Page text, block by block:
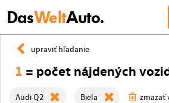
DasWeltAuto.
upraviť hľadanie
1 = počet nájdených
Audi Q2 Biela zmazať